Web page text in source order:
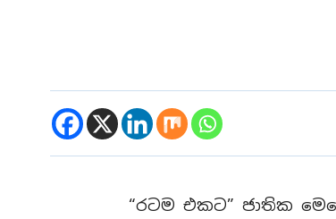
“රටම එකට” ජාතික